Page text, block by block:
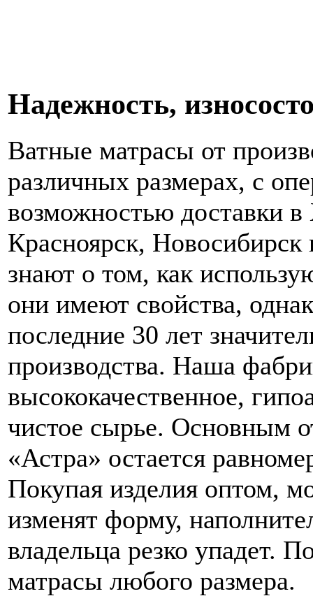
Надежность,
Ватные матрасы от
различных размерах, с
возможностью доставки
Красноярск, Новосибирск
знают о том, как
они имеют свойства,
последние 30 лет
производства. Наша
высококачественное,
чистое сырье. Основным
«Астра» остается
Покупая изделия оптом,
изменят форму,
владельца резко упадет.
матрасы любого размера.